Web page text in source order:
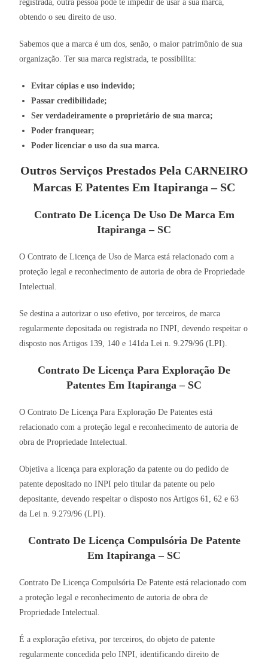
registrada, outra pessoa pode te impedir de usar a sua marca,
obtendo o seu direito de uso.
Sabemos que a marca é um dos, senão, o maior patrimônio de sua
organização. Ter sua marca registrada, te possibilita:
Evitar cópias e uso indevido;
Passar credibilidade;
Ser verdadeiramente o proprietário de sua marca;
Poder franquear;
Poder licenciar o uso da sua marca.
Outros Serviços Prestados Pela CARNEIRO
Marcas E Patentes Em Itapiranga – SC
Contrato De Licença De Uso De Marca Em
Itapiranga – SC
O Contrato de Licença de Uso de Marca está relacionado com a
proteção legal e reconhecimento de autoria de obra de Propriedade
Intelectual.
Se destina a autorizar o uso efetivo, por terceiros, de marca
regularmente depositada ou registrada no INPI, devendo respeitar o
disposto nos Artigos 139, 140 e 141da Lei n. 9.279/96 (LPI).
Contrato De Licença Para Exploração De
Patentes Em Itapiranga – SC
O Contrato De Licença Para Exploração De Patentes está
relacionado com a proteção legal e reconhecimento de autoria de
obra de Propriedade Intelectual.
Objetiva a licença para exploração da patente ou do pedido de
patente depositado no INPI pelo titular da patente ou pelo
depositante, devendo respeitar o disposto nos Artigos 61, 62 e 63
da Lei n. 9.279/96 (LPI).
Contrato De Licença Compulsória De Patente
Em Itapiranga – SC
Contrato De Licença Compulsória De Patente está relacionado com
a proteção legal e reconhecimento de autoria de obra de
Propriedade Intelectual.
É a exploração efetiva, por terceiros, do objeto de patente
regularmente concedida pelo INPI, identificando direito de